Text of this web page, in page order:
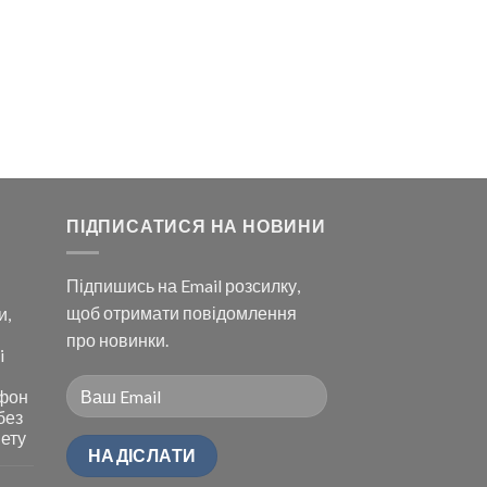
ПІДПИСАТИСЯ НА НОВИНИ
Підпишись на Email розсилку,
щоб отримати повідомлення
про новинки.